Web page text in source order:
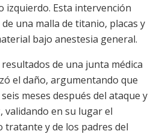
izquierdo. Esta intervención
una malla de titanio, placas y
bajo anestesia general.
de una junta médica
el daño, argumentando que
meses después del ataque y
validando en su lugar el
tratante y de los padres del